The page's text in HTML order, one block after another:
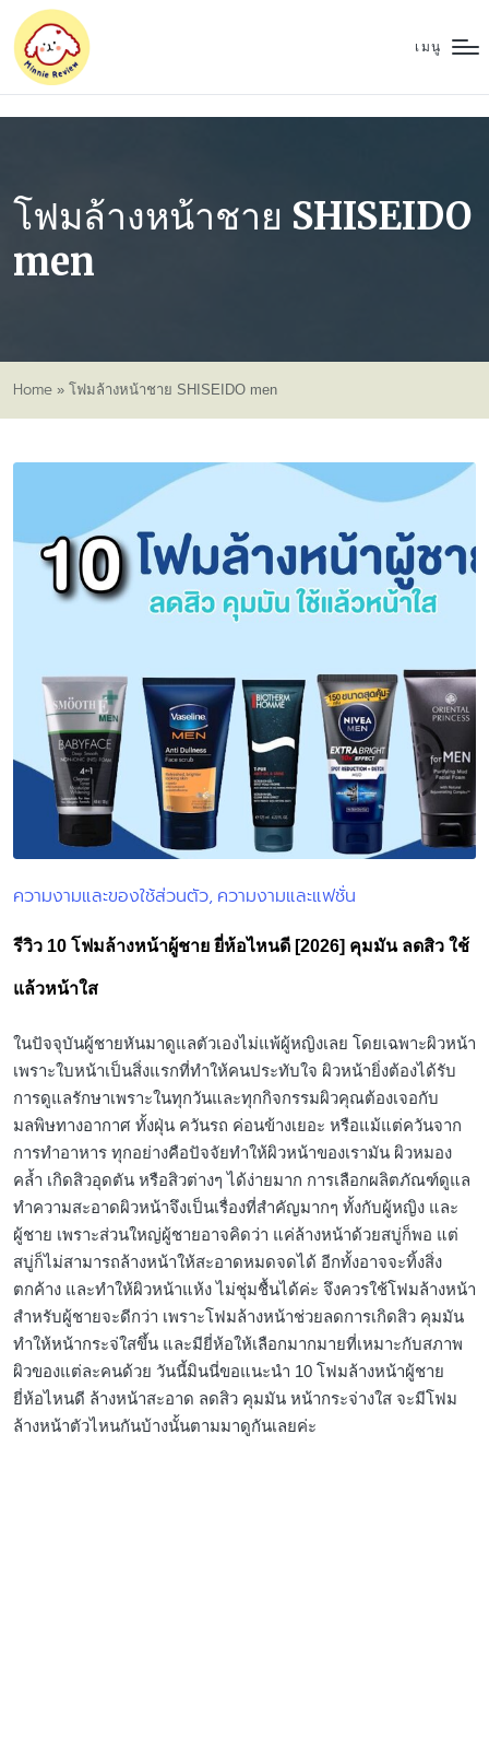
เมนู
โฟมล้างหน้าชาย SHISEIDO
men
Home » โฟมล้างหน้าชาย SHISEIDO men
Posted
ความงามและของใช้ส่วนตัว ความงามและแฟชั่น
รีวิว 10 โฟมล้างหน้าผู้ชาย ยี่ห้อไหนดี [2026] คุมมัน ลดสิว ใช้
แล้วหน้าใส
ในปัจจุบันผู้ชายหันมาดูแลตัวเองไม่แพ้ผู้หญิงเลย โดยเฉพาะผิวหน้า
เพราะใบหน้าเป็นสิ่งแรกที่ทำให้คนประทับใจ ผิวหน้ายิ่งต้องได้รับ
การดูแลรักษาเพราะในทุกวันและทุกกิจกรรมผิวคุณต้องเจอกับ
มลพิษทางอากาศ ทั้งฝุ่น ควันรถ ค่อนข้างเยอะ หรือแม้แต่ควันจาก
การทำอาหาร ทุกอย่างคือปัจจัยทำให้ผิวหน้าของเรามัน ผิวหมอง
คล้ำ เกิดสิวอุดตัน หรือสิวต่างๆ ได้ง่ายมาก การเลือกผลิตภัณฑ์ดูแล
ทำความสะอาดผิวหน้าจึงเป็นเรื่องที่สำคัญมากๆ ทั้งกับผู้หญิง และ
ผู้ชาย เพราะส่วนใหญ่ผู้ชายอาจคิดว่า แค่ล้างหน้าด้วยสบู่ก็พอ แต่
สบู่ก็ไม่สามารถล้างหน้าให้สะอาดหมดจดได้ อีกทั้งอาจจะทิ้งสิ่ง
ตกค้าง และทำให้ผิวหน้าแห้ง ไม่ชุ่มชื้นได้ค่ะ จึงควรใช้โฟมล้างหน้า
สำหรับผู้ชายจะดีกว่า เพราะโฟมล้างหน้าช่วยลดการเกิดสิว คุมมัน
ทำให้หน้ากระจ่ใสขึ้น และมียี่ห้อให้เลือกมากมายที่เหมาะกับสภาพ
ผิวของแต่ละคนด้วย วันนี้มินนี่ขอแนะนำ 10 โฟมล้างหน้าผู้ชาย
ยี่ห้อไหนดี ล้างหน้าสะอาด ลดสิว คุมมัน หน้ากระจ่างใส จะมีโฟม
ล้างหน้าตัวไหนกันบ้างนั้นตามมาดูกันเลยค่ะ